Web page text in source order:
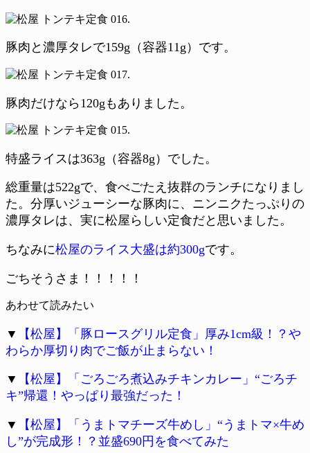
豚肉と濃厚タレで159g（容器11g）です。
豚肉だけなら120gもありました。
特盛ライスは363g（容器8g）でした。
総重量は522gで、食べごたえ抜群のランチになりまし
た。分厚いジューシーな豚肉に、ニンニクたっぷりの
濃厚タレは、実に松屋らしい定食だと思いました。
ちなみに松屋のライス大盛は約300gです。
ごちそうさま！！！！！
あわせて読みたい
▼
【松屋】「豚ロースグリル定食」厚み1cm級！？や
わらか厚切り肉でご飯が止まらない！
▼
【松屋】「ごろごろ煮込みチキンカレー」“ごろチ
キ”帰還！やっぱり最強だった！
▼
【松屋】「うまトマチーズ牛めし」“うまトマ×牛め
し”が完成形！？並盛690円を食べてみた